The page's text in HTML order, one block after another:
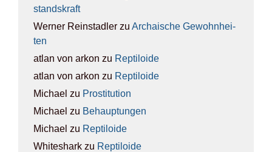
stands­kraft
Werner Reinstadler zu Archai­sche Gewohn­hei­
ten
atlan von arkon zu Rep­ti­lo­ide
atlan von arkon zu Rep­ti­lo­ide
Michael zu Pro­sti­tu­ti­on
Michael zu Behaup­tun­gen
Michael zu Rep­ti­lo­ide
Whiteshark zu Rep­ti­lo­ide